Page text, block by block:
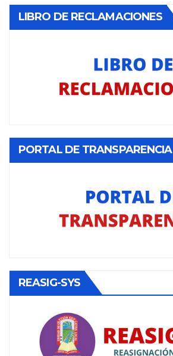
LIBRO DE RECLAMACIONES
PORTAL DE TRANSPARENCIA
REASIG-SYS